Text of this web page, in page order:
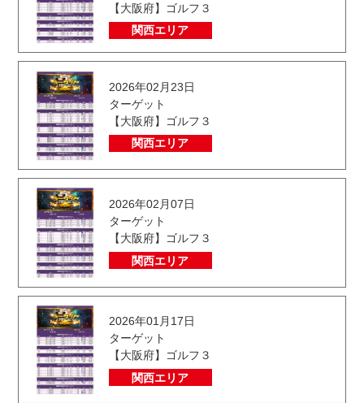
【大阪府】ゴルフ３
関西エリア
2026年02月23日
ターゲット
【大阪府】ゴルフ３
関西エリア
2026年02月07日
ターゲット
【大阪府】ゴルフ３
関西エリア
2026年01月17日
ターゲット
【大阪府】ゴルフ３
関西エリア